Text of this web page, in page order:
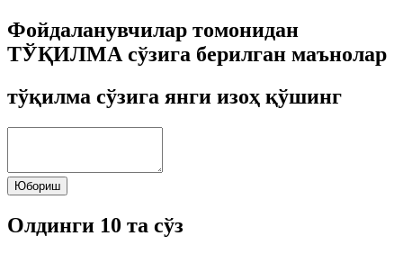
Фойдаланувчилар томонидан
ТЎҚИЛМА сўзига берилган маънолар
тўқилма сўзига янги изоҳ қўшинг
Юбориш
Олдинги 10 та сўз